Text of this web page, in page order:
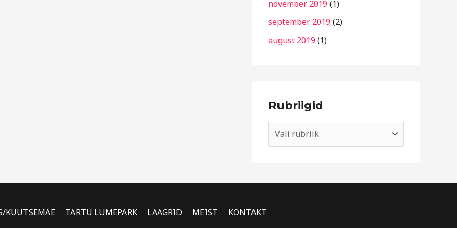
november 2019 (1)
september 2019 (2)
august 2019 (1)
Rubriigid
KUUTSEMÄE TARTU LUMEPARK LAAGRID MEIST KONTAKT